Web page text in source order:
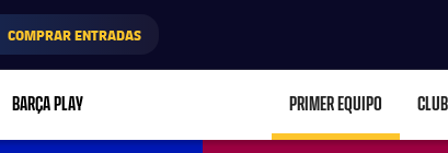
COMPRAR ENTRADAS
BARÇA PLAY PRIMER EQUIPO CLUB